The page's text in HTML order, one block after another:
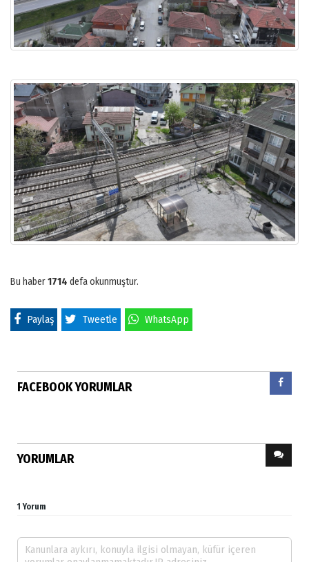
Bu haber1714 defa okunmuştur.
Paylaş Tweetle WhatsApp
FACEBOOK YORUMLAR
YORUMLAR
1 Yorum